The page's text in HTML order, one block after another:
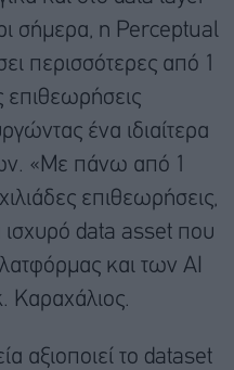
σήμερα, η Perceptual
περισσότερες από 1
επιθεωρήσεις
ένα ιδιαίτερα
«Με πάνω από 1
επιθεωρήσεις,
ισχυρό data asset που
και των AI
Καραχάλιος.
αξιοποιεί το dataset